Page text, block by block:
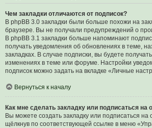
Чем закладки отличаются от подписок?
В phpBB 3.0 закладки были больше похожи на
браузере. Вы не получали предупреждений о
В phpBB 3.1 закладки больше напоминают
получать уведомления об обновлениях в теме,
закладках. В случае подписки, вы будете
изменениях в теме или форуме. Настройки
подписок можно задать на вкладке «Личные
Вернуться к началу
Как мне сделать закладку или подписаться
Вы можете создать закладку или подписаться
щёлкнув по соответствующей ссылке в меню